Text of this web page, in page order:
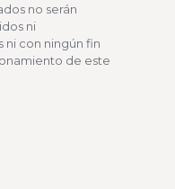
no serán
ni
con ningún fin
de este